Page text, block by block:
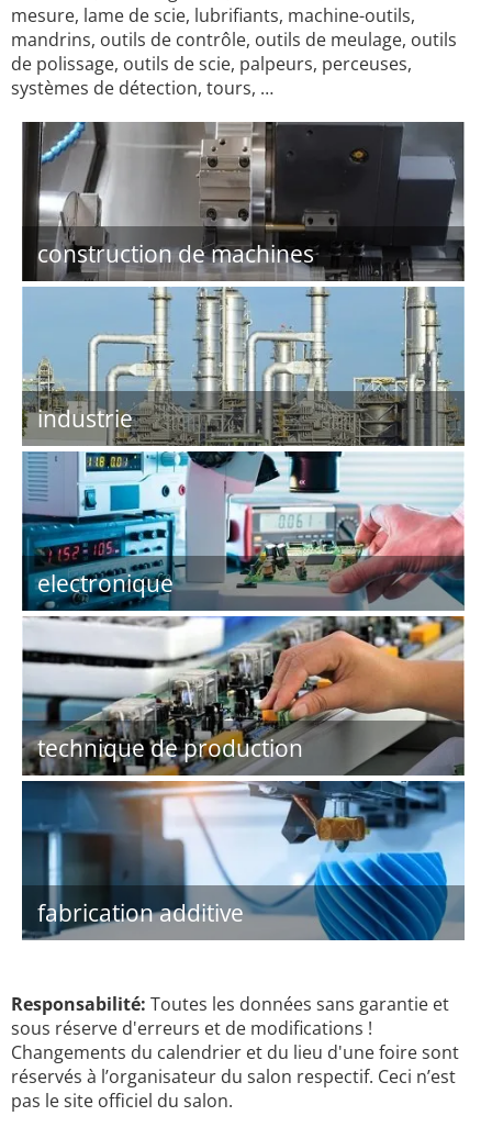
mesure, lame de scie, lubrifiants, machine-outils,
mandrins, outils de contrôle, outils de meulage, outils
de polissage, outils de scie, palpeurs, perceuses,
systèmes de détection, tours, …
construction de machines
industrie
electronique
technique de production
fabrication additive
Responsabilité: Toutes les données sans garantie et
sous réserve d'erreurs et de modifications !
Changements du calendrier et du lieu d'une foire sont
réservés à l’organisateur du salon respectif. Ceci n’est
pas le site officiel du salon.